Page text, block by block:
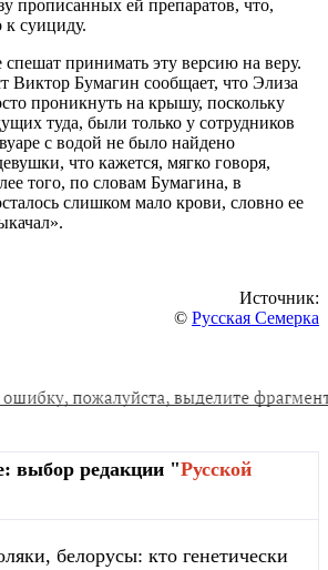
прописанных ей препаратов, что,
суициду.
спешат принимать эту версию на веру.
Виктор Бумагин сообщает, что Элиза
проникнуть на крышу, поскольку
туда, были только у сотрудников
с водой не было найдено
что кажется, мягко говоря,
того, по словам Бумагина, в
слишком мало крови, словно ее
Источник:
© Русская Семерка
выбор редакции "Русской
белорусы: кто генетически